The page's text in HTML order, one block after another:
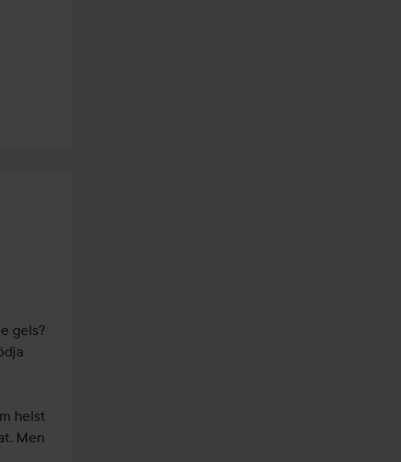
gels?
helst
Men